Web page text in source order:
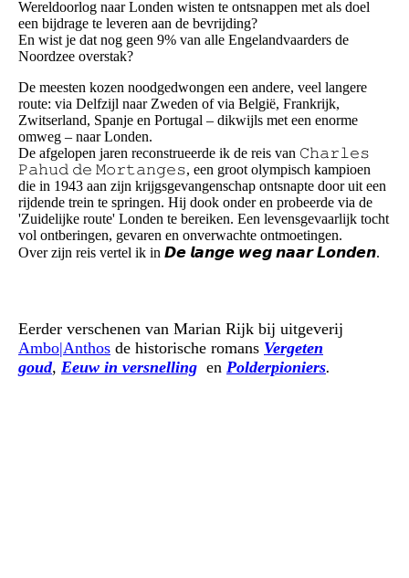
Wereldoorlog naar Londen wisten te ontsnappen met als doel
een bijdrage te leveren aan de bevrijding?
En wist je dat nog geen 9% van alle Engelandvaarders de
Noordzee overstak?
De meesten kozen noodgedwongen een andere, veel langere
route: via Delfzijl naar Zweden of via België, Frankrijk,
Zwitserland, Spanje en Portugal – dikwijls met een enorme
omweg – naar Londen.
De afgelopen jaren reconstrueerde ik de reis van 𝙲𝚑𝚊𝚛𝚕𝚎𝚜
𝙿𝚊𝚑𝚞𝚍 𝚍𝚎 𝙼𝚘𝚛𝚝𝚊𝚗𝚐𝚎𝚜, een groot olympisch kampioen
die in 1943 aan zijn krijgsgevangenschap ontsnapte door uit een
rijdende trein te springen. Hij dook onder en probeerde via de
'Zuidelijke route' Londen te bereiken. Een levensgevaarlijk tocht
vol ontberingen, gevaren en onverwachte ontmoetingen.
Over zijn reis vertel ik in 𝘿𝙚 𝙡𝙖𝙣𝙜𝙚 𝙬𝙚𝙜 𝙣𝙖𝙖𝙧 𝙇𝙤𝙣𝙙𝙚𝙣.
Eerder verschenen van Marian Rijk bij uitgeverij
Ambo|Anthos de historische romans Vergeten
goud, Eeuw in versnelling en Polderpioniers.